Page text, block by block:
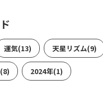
運気(13) 天星リズム(9)
2024年(1)